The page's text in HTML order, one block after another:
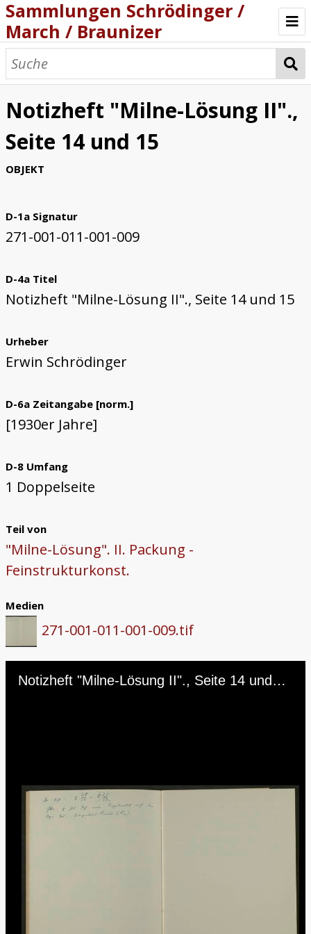
Sammlungen Schrödinger /
March / Braunizer
Willkommen
Katalog
Projekt
Notizheft "Milne-Lösung II".,
Seite 14 und 15
OBJEKT
D-1a Signatur
271-001-011-001-009
D-4a Titel
Notizheft "Milne-Lösung II"., Seite 14 und 15
Urheber
Erwin Schrödinger
D-6a Zeitangabe [norm.]
[1930er Jahre]
D-8 Umfang
1 Doppelseite
Teil von
"Milne-Lösung". II. Packung -
Feinstrukturkonst.
Medien
271-001-011-001-009.tif
Media Viewer Notizheft "Milne-Lösung II"., Seite 14 und 15